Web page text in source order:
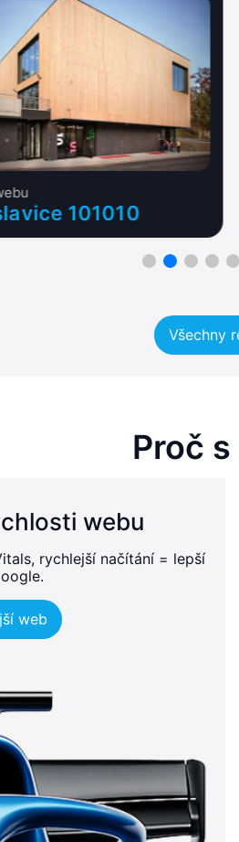
101010
Všechny
Proč
webu
rychlejší načítání = lepší
web